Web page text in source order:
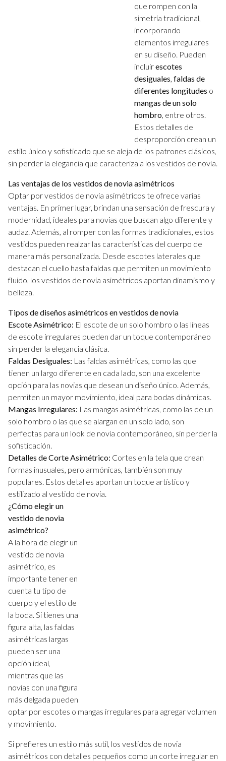
que rompen con la
simetría tradicional,
incorporando
elementos irregulares
en su diseño. Pueden
incluirescotes
desiguales, faldas de
diferentes longitudes o
mangas de un solo
hombro, entre otros.
Estos detalles de
desproporción crean un
estilo único y sofisticado que se aleja de los patrones clásicos,
sin perder la elegancia que caracteriza a los vestidos de novia.
Las ventajas de los vestidos de novia asimétricos
Optar por vestidos de novia asimétricos te ofrece varias
ventajas. En primer lugar, brindan una sensación de frescura y
modernidad, ideales para novias que buscan algo diferente y
audaz. Además, al romper con las formas tradicionales, estos
vestidos pueden realzar las características del cuerpo de
manera más personalizada. Desde escotes laterales que
destacan el cuello hasta faldas que permiten un movimiento
fluido, los vestidos de novia asimétricos aportan dinamismo y
belleza.
Tipos de diseños asimétricos en vestidos de novia
Escote Asimétrico: El escote de un solo hombro o las líneas
de escote irregulares pueden dar un toque contemporáneo
sin perder la elegancia clásica.
Faldas Desiguales: Las faldas asimétricas, como las que
tienen un largo diferente en cada lado, son una excelente
opción para las novias que desean un diseño único. Además,
permiten un mayor movimiento, ideal para bodas dinámicas.
Mangas Irregulares: Las mangas asimétricas, como las de un
solo hombro o las que se alargan en un solo lado, son
perfectas para un look de novia contemporáneo, sin perder la
sofisticación.
Detalles de Corte Asimétrico: Cortes en la tela que crean
formas inusuales, pero armónicas, también son muy
populares. Estos detalles aportan un toque artístico y
estilizado al vestido de novia.
¿Cómo elegir un
vestido de novia
asimétrico?
A la hora de elegir un
vestido de novia
asimétrico, es
importante tener en
cuenta tu tipo de
cuerpo y el estilo de
la boda. Si tienes una
figura alta, las faldas
asimétricas largas
pueden ser una
opción ideal,
mientras que las
novias con una figura
más delgada pueden
optar por escotes o mangas irregulares para agregar volumen
y movimiento.
Si prefieres un estilo más sutil, los vestidos de novia
asimétricos con detalles pequeños como un corte irregular en